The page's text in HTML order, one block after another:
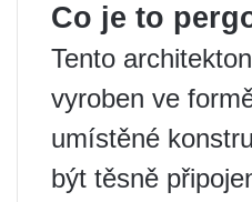
Co je to
Tento
vyroben ve
umístěné
být těsně